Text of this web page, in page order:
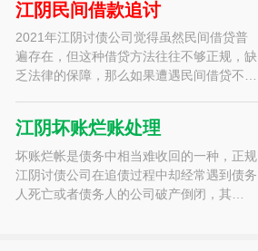
江阴民间借款追讨
2021年江阴讨债公司觉得虽然民间借贷普
遍存在，但这种借贷方法往往不够正规，缺
乏法律的保障，那么如果遭遇民间借贷不…
江阴坏账烂账处理
坏账烂帐是债务中相当难收回的一种，正规
江阴讨债公司在追债过程中却经常遇到债务
人死亡或者债务人的公司破产倒闭，其…